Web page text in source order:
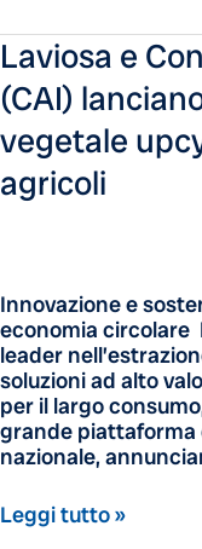
Laviosa e
(CAI)
vegetale
agricoli
Innovazione e
economia circolare
leader
soluzioni ad alto
per il largo
grande piattaforma
nazionale,
Laviosa
e
Consorzi
Agrari
d’Italia
(CAI)
lanciano
vegetale
upcycled
100%
da
scarti
agricoli
Leggi tutto »